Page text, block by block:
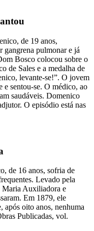
de 19 anos,
gangrena pulmonar e já
Bosco colocou sobre o
de Sales e a medalha de
levante-se!”. O jovem
e sentou-se. O médico, ao
saudáveis. Domenico
O episódio está nas
de 16 anos, sofria de
Levado pela
Maria Auxiliadora e
Em 1879, ele
após oito anos, nenhuma
Publicadas, vol.